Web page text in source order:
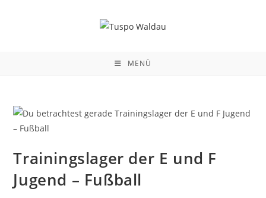
MENÜ
Trainingslager der E und F
Jugend – Fußball